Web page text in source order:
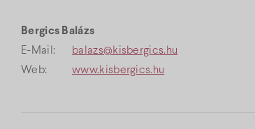
Bergics Balázs
E-Mail:
balazs@kisbergics.hu
Web:
www.kisbergics.hu